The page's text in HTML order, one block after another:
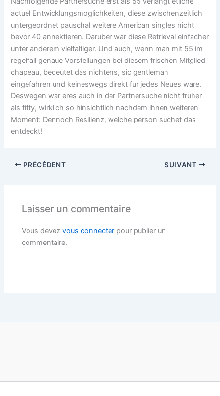
actuel Entwicklungsmoglichkeiten, diese zwischenzeitlich
untergeordnet pauschal weitere American singles nicht
bevor 40 annektieren. Daruber war diese Retrieval einfacher
unter anderem vielfaltiger. Und auch, wenn man mit 55 im
regelfall genaue Vorstellungen bei diesem frischen Mitglied
chapeau, bedeutet das nichtens, sic gentleman
eingefahren und keineswegs direkt fur jedes Neues ware.
Deswegen war eres auch in der Partnersuche nicht fruher
als fifty, wirklich so hinsichtlich nachdem ihnen weiteren
Moment: Dennoch Resilienz, welche person suchet das
entdeckt!
PRÉCÉDENT SUIVANT
Laisser un commentaire
Vous devezvous connecter pour publier un
commentaire.